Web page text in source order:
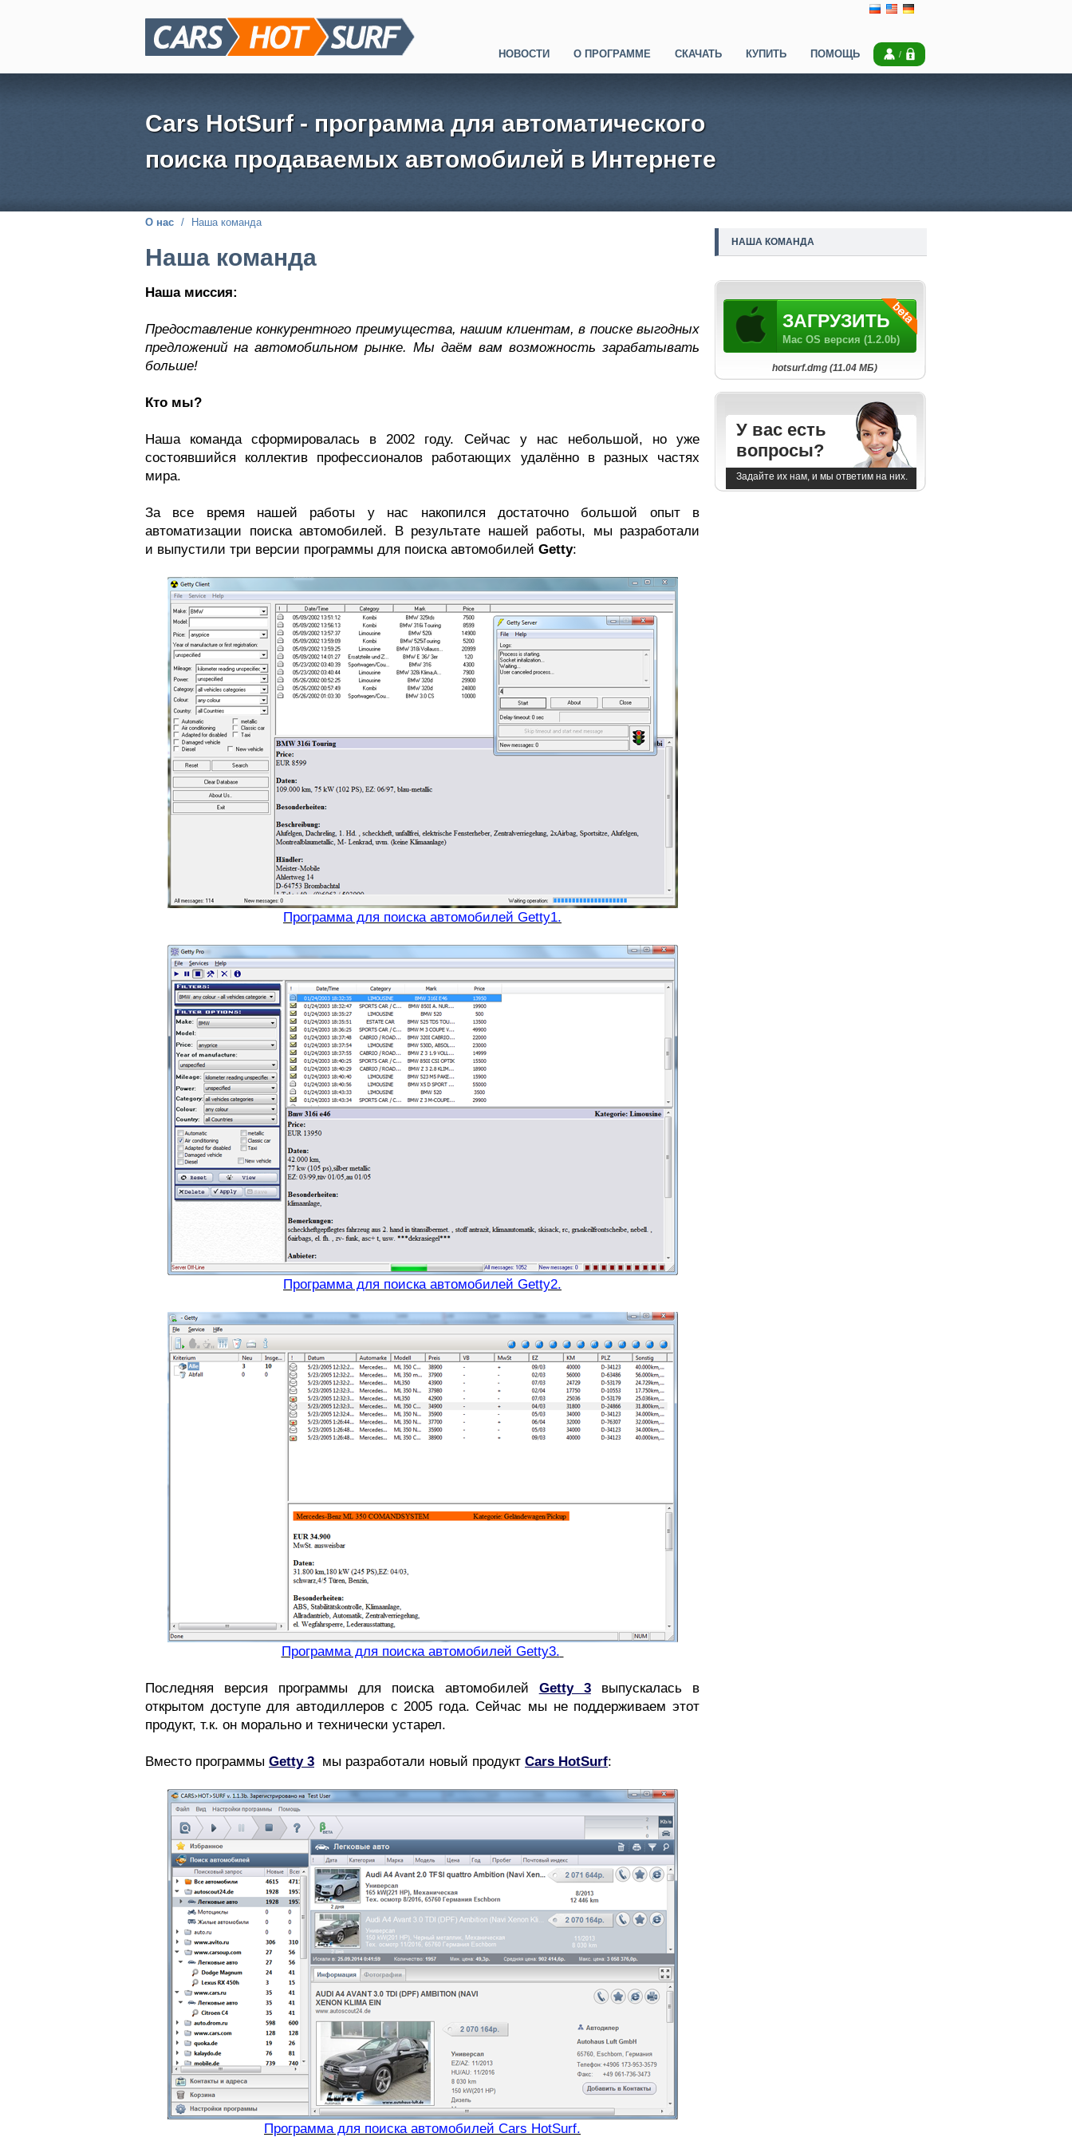
НОВОСТИ О ПРОГРАММЕ СКАЧАТЬ КУПИТЬ ПОМОЩЬ
Cars HotSurf - программа для автоматического
поиска продаваемых автомобилей в Интернетe
О нас / Наша команда
Наша команда
Наша миссия:
Предоставление конкурентного преимущества, нашим клиентам, в поиске выгодных
предложений на автомобильном рынке. Мы даём вам возможность зарабатывать
больше!
Кто мы?
Наша команда сформировалась в 2002 году. Сейчас у нас небольшой, но уже
состоявшийся коллектив профессионалов работающих удалённо в разных частях
мира.
За все время нашей работы у нас накопился достаточно большой опыт в
автоматизации поиска автомобилей. В результате нашей работы, мы разработали
и выпустили три версии программы для поиска автомобилей Getty:
Программа для поиска автомобилей Getty1.
Программа для поиска автомобилей Getty2.
Программа для поиска автомобилей Getty3.
Последняя версия программы для поиска автомобилей Getty 3выпускалась в
открытом доступе для автодиллеров с 2005 года. Сейчас мы не поддерживаем этот
продукт, т.к. он морально и технически устарел.
Вместо программы Getty 3 мы разработали новый продукт Cars HotSurf:
Программа для поиска автомобилей Cars HotSurf.
НАША КОМАНДА
ЗАГРУЗИТЬ
Mac OS версия (1.2.0b)
hotsurf.dmg (11.04 МБ)
У вас есть
вопросы?
Задайте их нам, и мы ответим на них.